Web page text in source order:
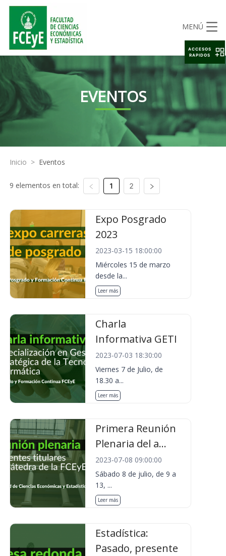
MENÚ
EVENTOS
Inicio > Eventos
9 elementos en total: 1 2
Expo Posgrado
2023
2023-03-15 18:00:00
Miércoles 15 de marzo
desde la...
Leer más
Charla
Informativa GETI
2023-07-03 18:30:00
Viernes 7 de Julio, de
18.30 a...
Leer más
Primera Reunión
Plenaria del a...
2023-07-08 09:00:00
Sábado 8 de julio, de 9 a
13, ...
Leer más
Estadística:
Pasado, presente
ACCESOS
RAPIDOS